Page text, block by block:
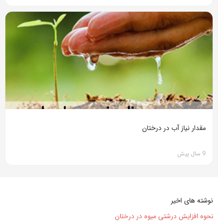
مقدار نیاز آب در درختان
9 سال پیش
نوشته های اخیر
نحوه افزایش درشتی میوه در درختان